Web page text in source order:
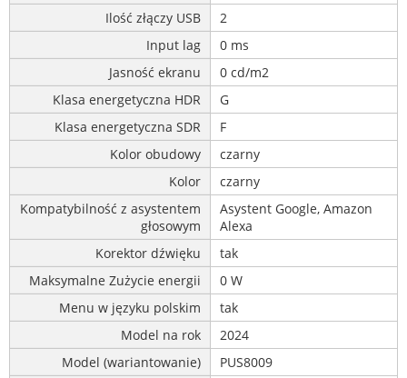
Ilość złączy USB
2
Input lag
0 ms
Jasność ekranu
0 cd/m2
Klasa energetyczna HDR
G
Klasa energetyczna SDR
F
Kolor obudowy
czarny
Kolor
czarny
Kompatybilność z asystentem
głosowym
Asystent Google, Amazon
Alexa
Korektor dźwięku
tak
Maksymalne Zużycie energii
0 W
Menu w języku polskim
tak
Model na rok
2024
Model (wariantowanie)
PUS8009